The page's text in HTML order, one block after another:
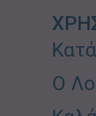
Ο